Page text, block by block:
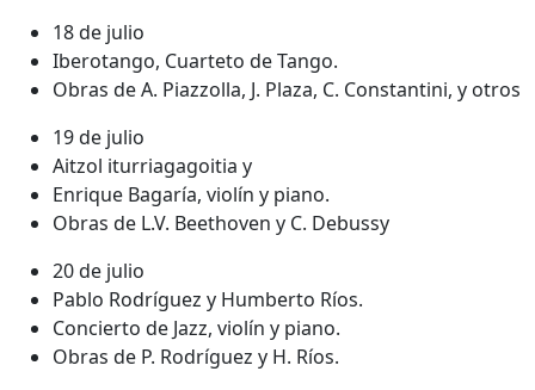
18 de julio
Iberotango, Cuarteto de Tango.
Obras de A. Piazzolla, J. Plaza, C. Constantini, y otros
19 de julio
Aitzol iturriagagoitia y
Enrique Bagaría, violín y piano.
Obras de L.V. Beethoven y C. Debussy
20 de julio
Pablo Rodríguez y Humberto Ríos.
Concierto de Jazz, violín y piano.
Obras de P. Rodríguez y H. Ríos.